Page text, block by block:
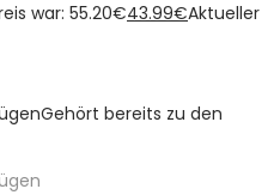
war: 55.20€43.99€Aktueller
Gehört bereits zu den